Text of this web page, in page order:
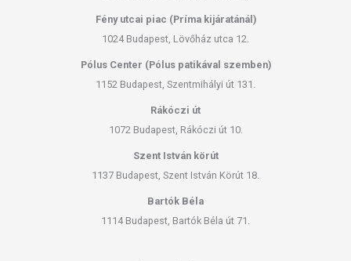
Fény utcai piac (Príma kijáratánál)
1024 Budapest, Lövőház utca 12.
Pólus Center (Pólus patikával szemben)
1152 Budapest, Szentmihályi út 131.
Rákóczi út
1072 Budapest, Rákóczi út 10.
Szent István körút
1137 Budapest, Szent István Körút 18.
Bartók Béla
1114 Budapest, Bartók Béla út 71.